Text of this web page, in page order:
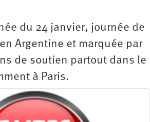
du 24 janvier, journée de
Argentine et marquée par
de soutien partout dans le
à Paris.